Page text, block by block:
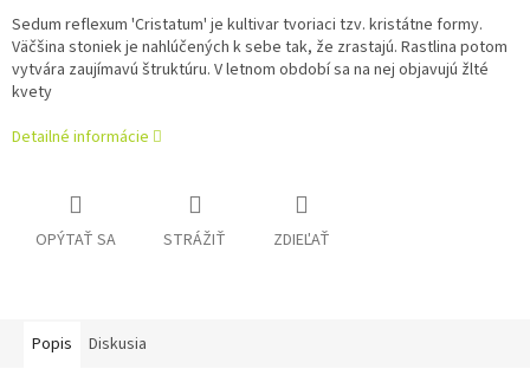
Sedum reflexum 'Cristatum' je kultivar tvoriaci tzv. kristátne formy.
Väčšina stoniek je nahlúčených k sebe tak, že zrastajú. Rastlina potom
vytvára zaujímavú štruktúru. V letnom období sa na nej objavujú žlté
kvety
Detailné informácie
OPÝTAŤ SA STRÁŽIŤ ZDIEĽAŤ
Popis Diskusia